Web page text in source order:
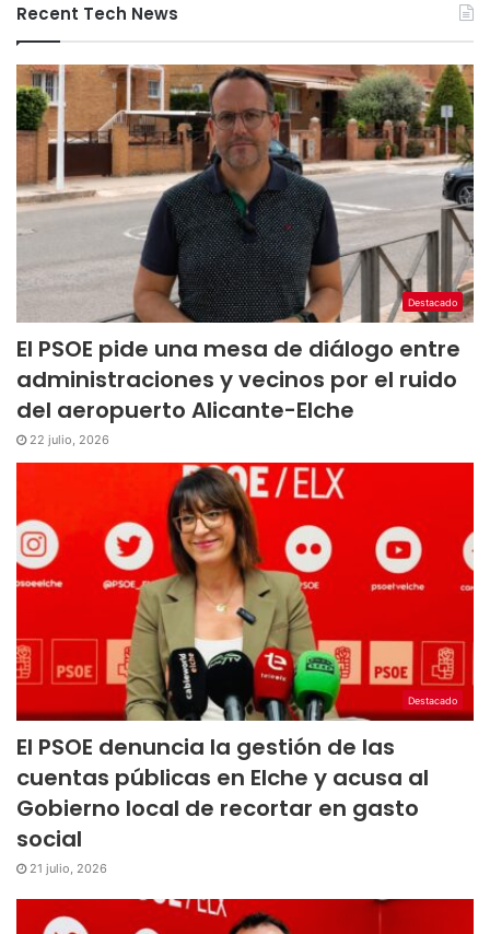
Recent Tech News
Destacado
El PSOE pide una mesa de diálogo entre
administraciones y vecinos por el ruido
del aeropuerto Alicante-Elche
22 julio, 2026
Destacado
El PSOE denuncia la gestión de las
cuentas públicas en Elche y acusa al
Gobierno local de recortar en gasto
social
21 julio, 2026